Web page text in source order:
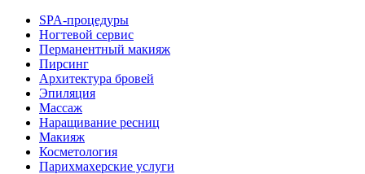
SPA-процедуры
Ногтевой сервис
Перманентный макияж
Пирсинг
Архитектура бровей
Эпиляция
Массаж
Наращивание ресниц
Макияж
Косметология
Парихмахерские услуги